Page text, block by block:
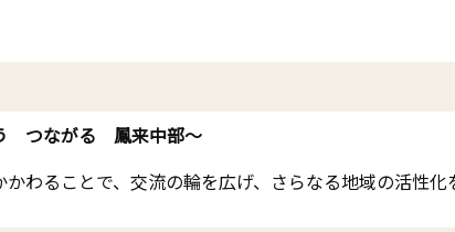
つながる 鳳来中部～
わることで、交流の輪を広げ、さらなる地域の活性